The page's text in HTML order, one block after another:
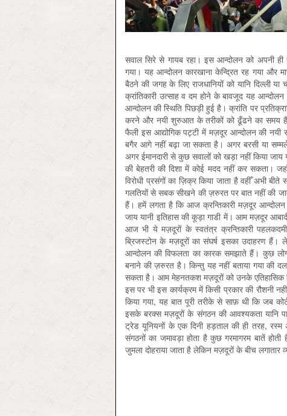
सवाल सिरे से गायब रहा। इस आन्दोलन को अपनी
गया। यह आन्दोलन कारखाना केन्द्रित रह गया और
बैठने की जगह के लिए राजधानियों को यानि दिल्ली
क्रांतिकारी उत्साह व दम होने के बावजूद यह
आन्दोलन की स्थिति पिछड़ी हुई है। क्रांति पर
करने और नयी शुरुआत के तरीकों को ढूँढने का समय
फैली इस आद्योगिक पट्टी में मज़दूर आन्दोलन की नयी
बगैर आगे नहीं बढ़ा जा सकता है। अगर बरसी या
अगर ईमानदारी से कुछ सवालों को खड़ा नहीं किया
की बेहतरी की दिशा में कोई मदद नहीं कर सकता।
विरोधी प्रसंगों का ज़िक्र किया जाता है वहीँ अभी
गलतियों से सबक सीखने की ज़रुरत पर बात नहीं की
हैं। हमें लगता है कि आज क्रन्तिकारी मज़दूर
जाय यानी इतिहास की कूड़ा गाडी में। आम मज़दूर
आज भी ये मज़दूरों के स्वतंत्र क्रन्तिकारी
ब्रिजस्टोन के मज़दूरों का संघर्ष इसका उदाहरण
आन्दोलन की विफलता का कारक समझाते हैं। कुछ
बनाने की ज़रुरत है। किन्तु यह नहीं बताया गया की
सकता है। आम मेहनतकश मज़दूरों को उनके एतिहासिक
इस पर भी इस कार्यक्रम में किसी प्रकार की रौशनी
किया गया, यह बात पूरी तरीके से साफ़ थी कि जब
इसके बरक्स मज़दूरों के संगठन की आवश्यकता यानि
ट्रेड यूनियनों के एक दिनी हड़ताल की ही तरह,
संगठनों का जमावड़ा होता है कुछ गरमागरम बातें होती
जुमला दोहराया जाता है लेकिन मज़दूरों के बीच लगातार